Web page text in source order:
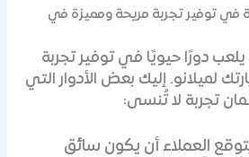
في توفير تجربة مريحة ومميزة في
دورًا حيويًا في توفير تجربة
لميلانو. إليك بعض الأدوار التي
تجربة لا تُنسى:
يتوقع العملاء أن يكون سائق